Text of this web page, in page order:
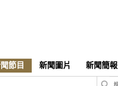
節目 新聞圖片 新聞簡報
S